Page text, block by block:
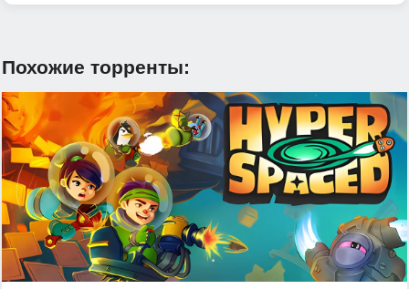
Похожие торренты: